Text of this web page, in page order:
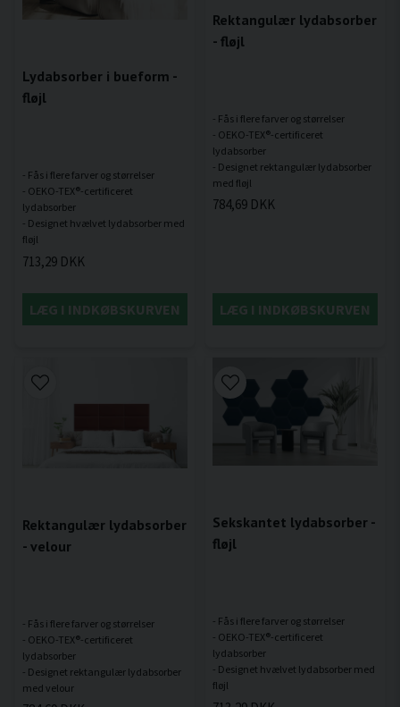
Lydabsorber i bueform -
fløjl
- Fås i flere farver og størrelser
- OEKO-TEX®-certificeret
lydabsorber
- Designet hvælvet lydabsorber med
713,29 DKK
LÆG I INDKØBSKURVEN
Rektangulær lydabsorber
- fløjl
- Fås i flere farver og størrelser
- OEKO-TEX®-certificeret
lydabsorber
- Designet rektangulær lydabsorber
784,69 DKK
LÆG I INDKØBSKURVEN
Rektangulær lydabsorber
- velour
- Fås i flere farver og størrelser
- OEKO-TEX®-certificeret
lydabsorber
- Designet rektangulær lydabsorber
Sekskantet lydabsorber -
fløjl
- Fås i flere farver og størrelser
- OEKO-TEX®-certificeret
lydabsorber
- Designet hvælvet lydabsorber med